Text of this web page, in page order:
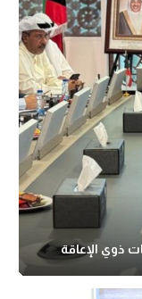
ذوي الإعاقة